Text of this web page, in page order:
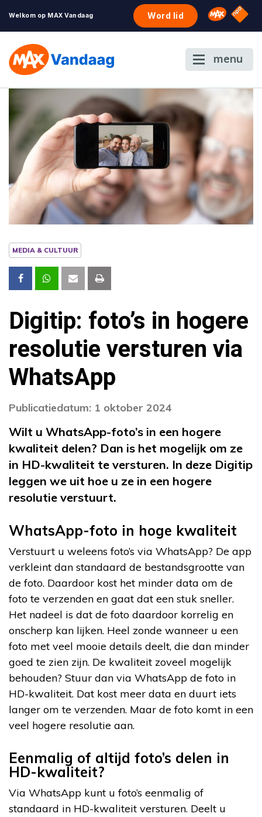
Welkom op MAX Vandaag Word lid Omroep
NPO
menu
MEDIA & CULTUUR
Digitip: foto’s in hogere
resolutie versturen via
WhatsApp
Publicatiedatum: 1 oktober 2024
Wilt u WhatsApp-foto’s in een hogere
kwaliteit delen? Dan is het mogelijk om ze
in HD-kwaliteit te versturen. In deze Digitip
leggen we uit hoe u ze in een hogere
resolutie verstuurt.
WhatsApp-foto in hoge kwaliteit
Verstuurt u weleens foto’s via WhatsApp? De app
verkleint dan standaard de bestandsgrootte van
de foto. Daardoor kost het minder data om de
foto te verzenden en gaat dat een stuk sneller.
Het nadeel is dat de foto daardoor korrelig en
onscherp kan lijken. Heel zonde wanneer u een
foto met veel mooie details deelt, die dan minder
goed te zien zijn. De kwaliteit zoveel mogelijk
behouden? Stuur dan via WhatsApp de foto in
HD-kwaliteit. Dat kost meer data en duurt iets
langer om te verzenden. Maar de foto komt in een
veel hogere resolutie aan.
Eenmalig of altijd foto’s delen in
HD-kwaliteit?
Via WhatsApp kunt u foto’s eenmalig of
standaard in HD-kwaliteit versturen. Deelt u